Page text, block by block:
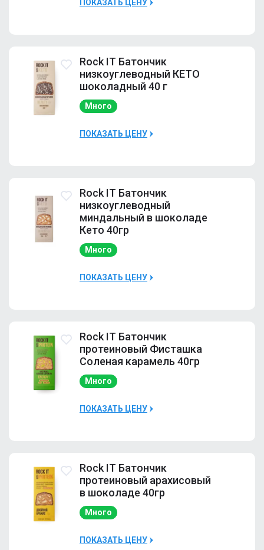
ПОКАЗАТЬ ЦЕНУ
Rock IT Батончик
низкоуглеводный КЕТО
шоколадный 40 г
Много
ПОКАЗАТЬ ЦЕНУ
Rock IT Батончик
низкоуглеводный
миндальный в шоколаде
Кето 40гр
Много
ПОКАЗАТЬ ЦЕНУ
Rock IT Батончик
протеиновый Фисташка
Соленая карамель 40гр
Много
ПОКАЗАТЬ ЦЕНУ
Rock IT Батончик
протеиновый арахисовый
в шоколаде 40гр
Много
ПОКАЗАТЬ ЦЕНУ